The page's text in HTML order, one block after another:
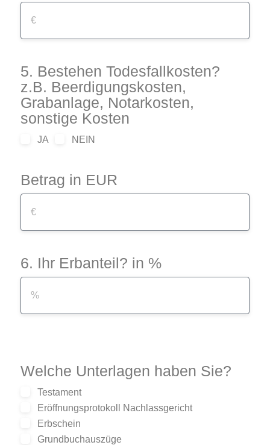
5. Bestehen Todesfallkosten?
z.B. Beerdigungskosten,
Grabanlage, Notarkosten,
sonstige Kosten
JA NEIN
Betrag in EUR
6. Ihr Erbanteil? in %
Welche Unterlagen haben Sie?
Testament
Eröffnungsprotokoll Nachlassgericht
Erbschein
Grundbuchauszüge